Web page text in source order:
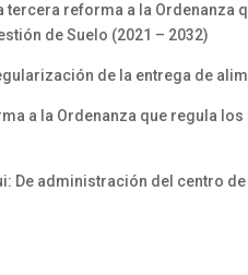
tercera reforma a la
de Suelo (2021 – 2032)
de la entrega de
a la Ordenanza que regula
De administración del centro